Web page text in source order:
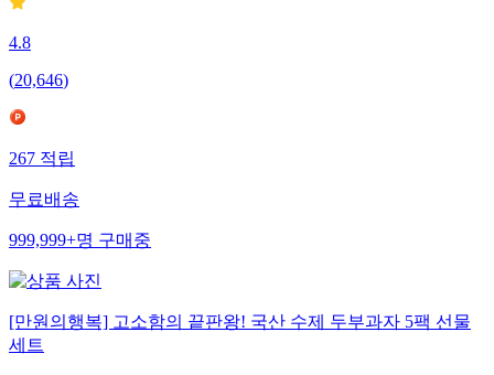
4.8
(20,646)
267 적립
무료배송
999,999+명 구매중
[만원의행복] 고소함의 끝판왕! 국산 수제 두부과자 5팩 선물
세트